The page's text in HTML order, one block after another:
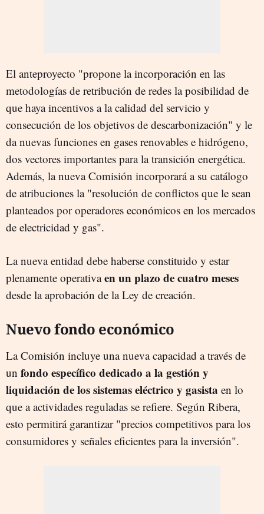
El anteproyecto "propone la incorporación en las
metodologías de retribución de redes la posibilidad de
que haya incentivos a la calidad del servicio y
consecución de los objetivos de descarbonización" y le
da nuevas funciones en gases renovables e hidrógeno,
dos vectores importantes para la transición energética.
Además, la nueva Comisión incorporará a su catálogo
de atribuciones la "resolución de conflictos que le sean
planteados por operadores económicos en los mercados
de electricidad y gas".
La nueva entidad debe haberse constituido y estar
plenamente operativaen un plazo de cuatro meses
desde la aprobación de la Ley de creación.
Nuevo fondo económico
La Comisión incluye una nueva capacidad a través de
un fondo específico dedicado a la gestión y
liquidación de los sistemas eléctrico y gasista en lo
que a actividades reguladas se refiere. Según Ribera,
esto permitirá garantizar "precios competitivos para los
consumidores y señales eficientes para la inversión".